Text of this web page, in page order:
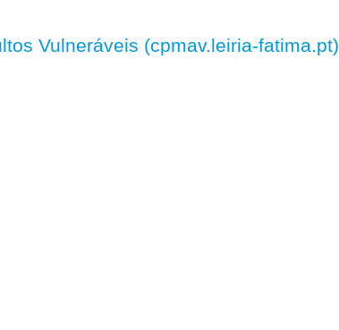
Vulneráveis (cpmav.leiria-fatima.pt)